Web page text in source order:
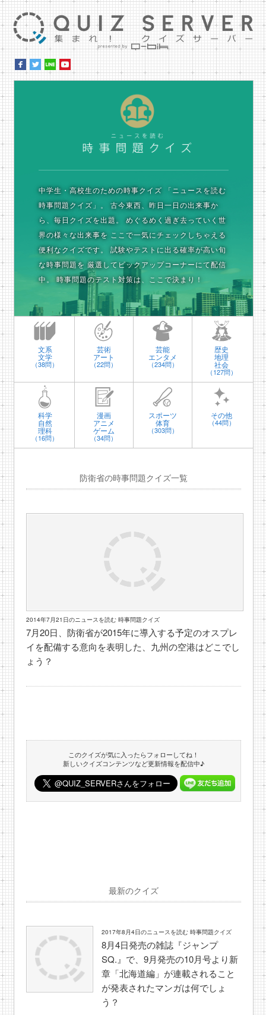
中学生・高校生のための時事クイズ 「ニュースを読む
時事問題クイズ」。
古今東西、昨日一日の出来事か
ら、毎日クイズを出題。
めぐるめく過ぎ去っていく世
界の様々な出来事を ここで一気にチェックしちゃえる
便利なクイズです。
試験やテストに出る確率が高い旬
な時事問題を 厳選してピックアップコーナーにて配信
中。
時事問題のテスト対策は、ここで決まり！
文系
文学
（38問）
芸術
アート
（22問）
芸能
エンタメ
（234問）
歴史
地理
社会
（127問）
科学
自然
理科
（16問）
漫画
アニメ
ゲーム
（34問）
スポーツ
体育
（303問）
その他
（44問）
防衛省の時事問題クイズ一覧
2014年7月21日のニュースを読む 時事問題クイズ
7月20日、防衛省が2015年に導入する予定のオスプレ
イを配備する意向を表明した、九州の空港はどこでし
ょう？
このクイズが気に入ったらフォローしてね！
新しいクイズコンテンツなど更新情報を配信中♪
最新のクイズ
2017年8月4日のニュースを読む 時事問題クイズ
8月4日発売の雑誌『ジャンプ
SQ.』で、9月発売の10月号より新
章「北海道編」が連載されること
が発表されたマンガは何でしょ
う？